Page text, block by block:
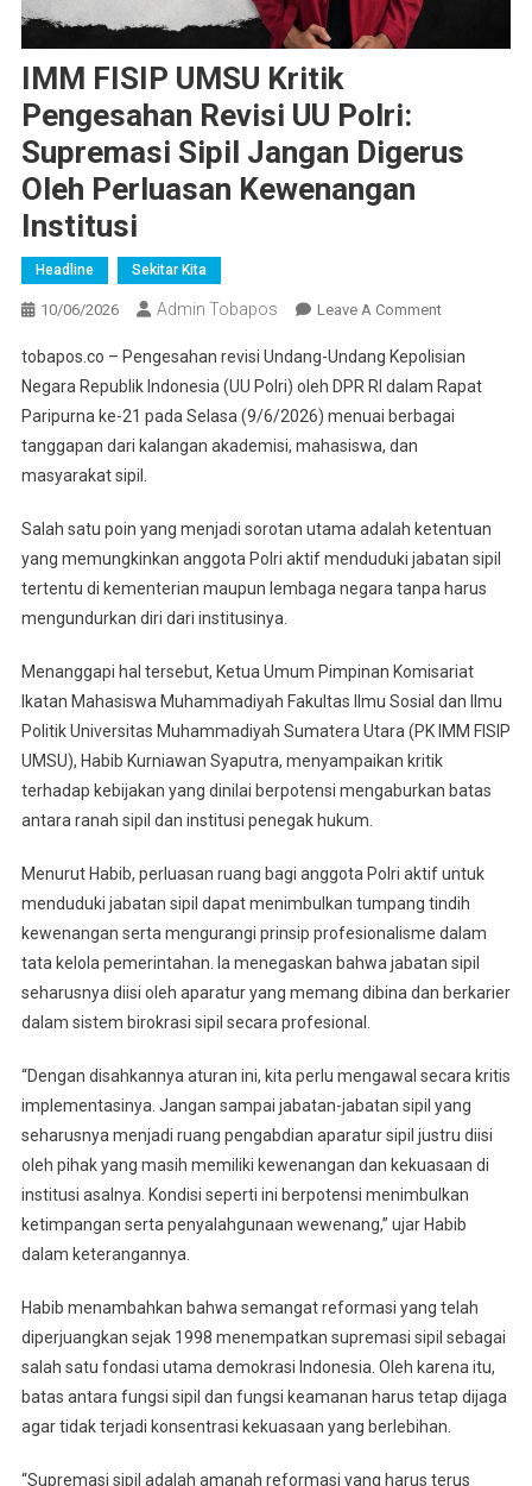
IMM FISIP UMSU Kritik
Pengesahan Revisi UU Polri:
Supremasi Sipil Jangan Digerus
Oleh Perluasan Kewenangan
Institusi
Headline Sekitar Kita
10/06/2026 Admin Tobapos Leave A CommentOn IMM FISIP
Pengesahan
Revisi UU
Polri:
Perluasan
Kewenangan
Institusi
tobapos.co – Pengesahan revisi Undang-Undang Kepolisian
Negara Republik Indonesia (UU Polri) oleh DPR RI dalam Rapat
Paripurna ke-21 pada Selasa (9/6/2026) menuai berbagai
tanggapan dari kalangan akademisi, mahasiswa, dan
masyarakat sipil.
Salah satu poin yang menjadi sorotan utama adalah ketentuan
yang memungkinkan anggota Polri aktif menduduki jabatan sipil
tertentu di kementerian maupun lembaga negara tanpa harus
mengundurkan diri dari institusinya.
Menanggapi hal tersebut, Ketua Umum Pimpinan Komisariat
Ikatan Mahasiswa Muhammadiyah Fakultas Ilmu Sosial dan Ilmu
Politik Universitas Muhammadiyah Sumatera Utara (PK IMM FISIP
UMSU), Habib Kurniawan Syaputra, menyampaikan kritik
terhadap kebijakan yang dinilai berpotensi mengaburkan batas
antara ranah sipil dan institusi penegak hukum.
Menurut Habib, perluasan ruang bagi anggota Polri aktif untuk
menduduki jabatan sipil dapat menimbulkan tumpang tindih
kewenangan serta mengurangi prinsip profesionalisme dalam
tata kelola pemerintahan. Ia menegaskan bahwa jabatan sipil
seharusnya diisi oleh aparatur yang memang dibina dan berkarier
dalam sistem birokrasi sipil secara profesional.
“Dengan disahkannya aturan ini, kita perlu mengawal secara kritis
implementasinya. Jangan sampai jabatan-jabatan sipil yang
seharusnya menjadi ruang pengabdian aparatur sipil justru diisi
oleh pihak yang masih memiliki kewenangan dan kekuasaan di
institusi asalnya. Kondisi seperti ini berpotensi menimbulkan
ketimpangan serta penyalahgunaan wewenang,” ujar Habib
dalam keterangannya.
Habib menambahkan bahwa semangat reformasi yang telah
diperjuangkan sejak 1998 menempatkan supremasi sipil sebagai
salah satu fondasi utama demokrasi Indonesia. Oleh karena itu,
batas antara fungsi sipil dan fungsi keamanan harus tetap dijaga
agar tidak terjadi konsentrasi kekuasaan yang berlebihan.
“Supremasi sipil adalah amanah reformasi yang harus terus